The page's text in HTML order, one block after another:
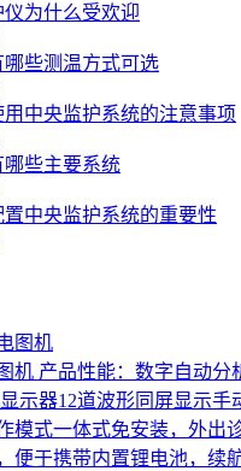
为什么受欢迎
哪些测温方式可选
中央监护系统的注意事项
哪些主要系统
中央监护系统的重要性
机 产品性能：数字自动分
示器12道波形同屏显示手
模式一体式免安装，外出
便于携带内置锂电池，续